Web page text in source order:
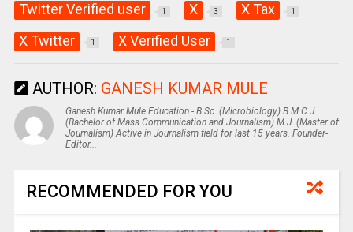
Twitter Verified user 1 X 3 X Tax 1
X Twitter 1 X Verified User 1
AUTHOR: GANESH KUMAR MULE
Ganesh Kumar Mule Education - B.Sc. (Microbiology) B.M.C.J
(Bachelor of Mass Communication and Journalism) M.J. (Master of
Journalism) Active in Journalism field for last 15 years. Founder-
Editor...
RECOMMENDED FOR YOU